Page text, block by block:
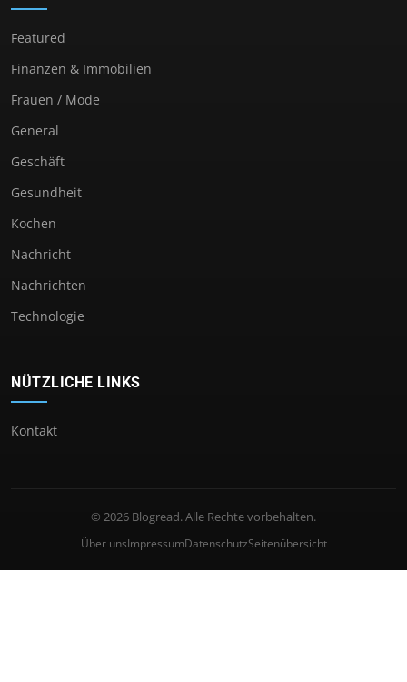
Featured
Finanzen & Immobilien
Frauen / Mode
General
Geschäft
Gesundheit
Kochen
Nachricht
Nachrichten
Technologie
NÜTZLICHE LINKS
Kontakt
© 2026 Blogread. Alle Rechte vorbehalten.
Über unsImpressumDatenschutzSeitenübersicht